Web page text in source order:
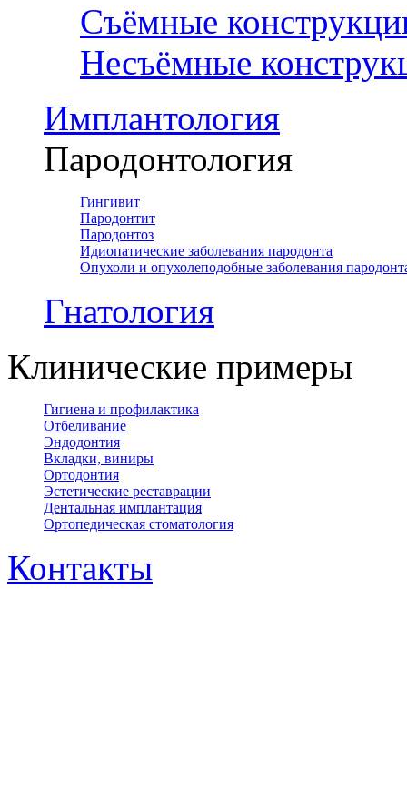
Съёмные
Несъёмные
Имплантология
Пародонтология
Гингивит
Пародонтит
Пародонтоз
Идиопатические заболевания пародонта
Опухоли и опухолеподобные заболевания
Гнатология
Клинические примеры
Гигиена и профилактика
Отбеливание
Эндодонтия
Вкладки, виниры
Ортодонтия
Эстетические реставрации
Дентальная имплантация
Ортопедическая cтоматология
Контакты